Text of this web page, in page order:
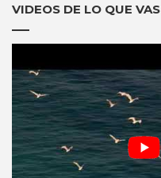
VIDEOS DE LO QUE